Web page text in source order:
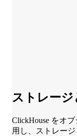
ストレー
ClickHouse をオ
用し、ストレー